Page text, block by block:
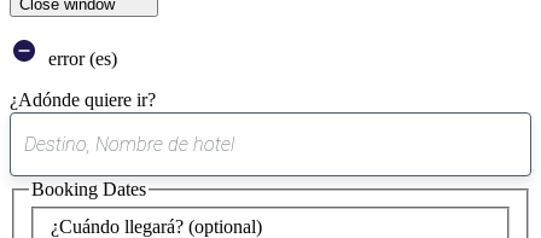
Close window
error (es)
¿Adónde quiere ir?
sugerencia
encontrada
¿Cuándo llegará? (optional)
Booking Dates